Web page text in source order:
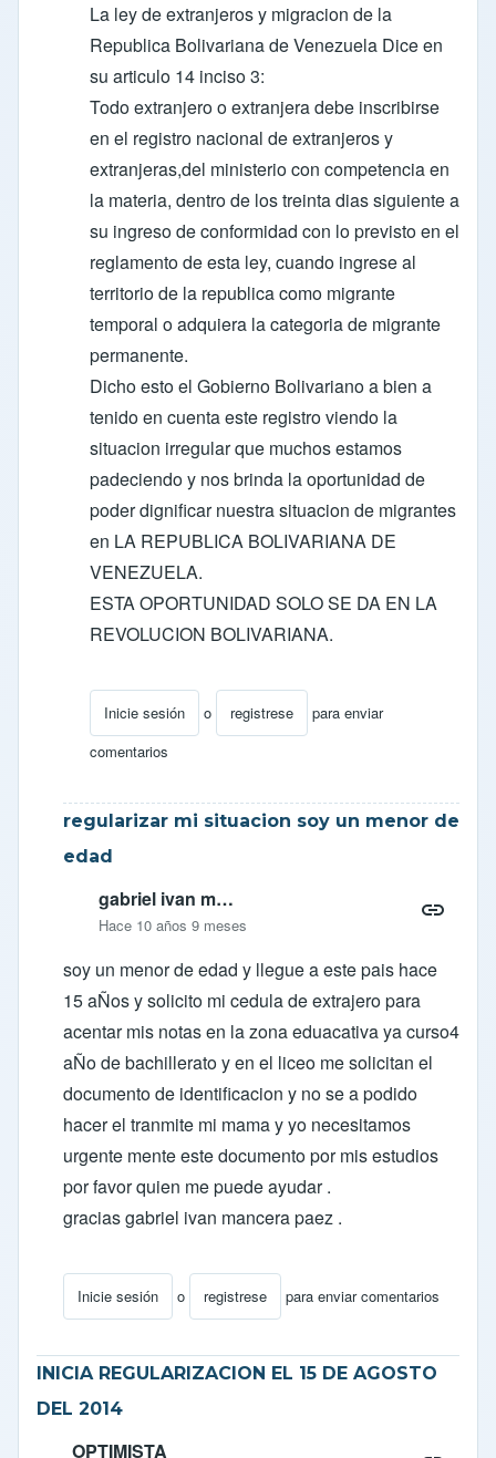
La ley de extranjeros y migracion de la
Republica Bolivariana de Venezuela Dice en
su articulo 14 inciso 3:
Todo extranjero o extranjera debe inscribirse
en el registro nacional de extranjeros y
extranjeras,del ministerio con competencia en
la materia, dentro de los treinta dias siguiente a
su ingreso de conformidad con lo previsto en el
reglamento de esta ley, cuando ingrese al
territorio de la republica como migrante
temporal o adquiera la categoria de migrante
permanente.
Dicho esto el Gobierno Bolivariano a bien a
tenido en cuenta este registro viendo la
situacion irregular que muchos estamos
padeciendo y nos brinda la oportunidad de
poder dignificar nuestra situacion de migrantes
en LA REPUBLICA BOLIVARIANA DE
VENEZUELA.
ESTA OPORTUNIDAD SOLO SE DA EN LA
REVOLUCION BOLIVARIANA.
Inicie sesión o registrese
para enviar
comentarios
En respuesta a Respuesta para OPTIMISTA
regularizar mi situacion soy un menor de
edad
gabriel ivan m…
Hace 10 años 9 meses
soy un menor de edad y llegue a este pais hace
15 aÑos y solicito mi cedula de extrajero para
acentar mis notas en la zona eduacativa ya curso4
aÑo de bachillerato y en el liceo me solicitan el
documento de identificacion y no se a podido
hacer el tranmite mi mama y yo necesitamos
urgente mente este documento por mis estudios
por favor quien me puede ayudar .
gracias gabriel ivan mancera paez .
Inicie sesión o registrese para enviar comentarios
En respuesta a SE INICIA REGULARIZACION DE
INICIA REGULARIZACION EL 15 DE AGOSTO
DEL 2014
OPTIMISTA